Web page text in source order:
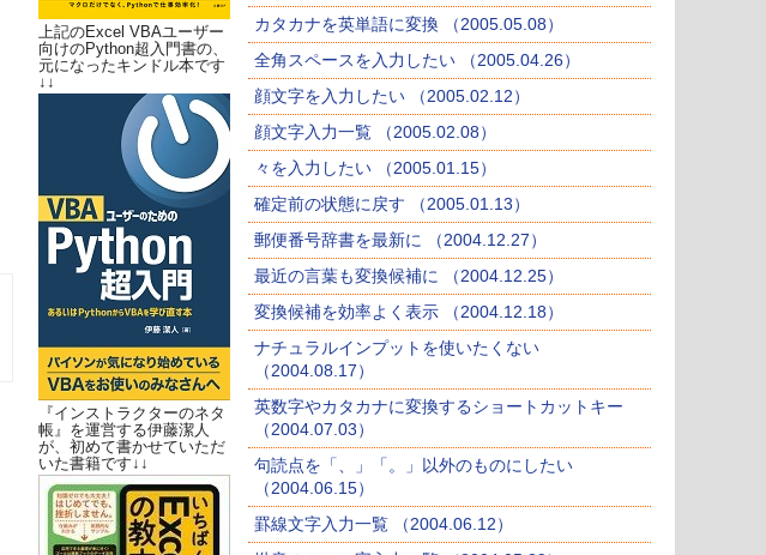
上記のExcel VBAユーザー
向けのPython超入門書の、
元になったキンドル本です
↓↓
『インストラクターのネタ
帳』を運営する伊藤潔人
が、初めて書かせていただ
いた書籍です↓↓
カタカナを英単語に変換 （2005.05.08）
全角スペースを入力したい （2005.04.26）
顔文字を入力したい （2005.02.12）
顔文字入力一覧 （2005.02.08）
々を入力したい （2005.01.15）
確定前の状態に戻す （2005.01.13）
郵便番号辞書を最新に （2004.12.27）
最近の言葉も変換候補に （2004.12.25）
変換候補を効率よく表示 （2004.12.18）
ナチュラルインプットを使いたくない
（2004.08.17）
英数字やカタカナに変換するショートカットキー
（2004.07.03）
句読点を「、」「。」以外のものにしたい
（2004.06.15）
罫線文字入力一覧 （2004.06.12）